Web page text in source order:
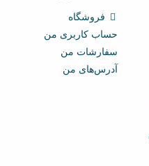
فروشگاه
حساب کاربری من
سفارشات من
آدرس‌های من